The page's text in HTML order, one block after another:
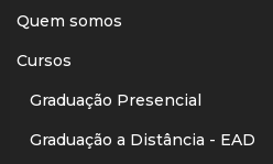
Quem somos
Cursos
Graduação Presencial
Graduação a Distância - EAD